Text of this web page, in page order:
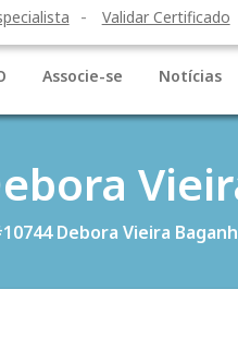
Validar Certificado
Associe-se Notícias
Debora Vieira